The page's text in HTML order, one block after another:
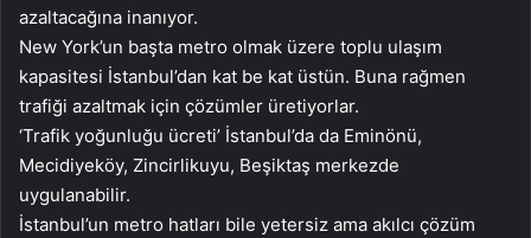
azaltacağına inanıyor.
New York’un başta metro olmak üzere toplu ulaşım
kapasitesi İstanbul’dan kat be kat üstün. Buna rağmen
trafiği azaltmak için çözümler üretiyorlar.
‘Trafik yoğunluğu ücreti’ İstanbul’da da Eminönü,
Mecidiyeköy, Zincirlikuyu, Beşiktaş merkezde
uygulanabilir.
İstanbul’un metro hatları bile yetersiz ama akılcı çözüm